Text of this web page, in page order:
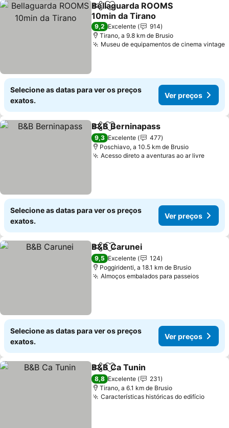
PartilharAdicionar aos favoritos
Bellaguarda ROOMS
10min da Tirano
Ver preços
9,2 Excelente
914
Tirano, a 9.8 km de Brusio
Museu de equipamentos de cinema vintage
Selecione as datas para ver os preços
exatos.
Ver preços
PartilharAdicionar aos favoritos
B&B Berninapass
9,3 Excelente
477
Poschiavo, a 10.5 km de Brusio
Acesso direto a aventuras ao ar livreVer
Selecione as datas para ver os preços
exatos.
Ver preços
PartilharAdicionar aos favoritos
B&B Carunei
9,5 Excelente
124
Poggiridenti, a 18.1 km de Brusio
Almoços embalados para passeiosVer
Selecione as datas para ver os preços
exatos.
Ver preços
PartilharAdicionar aos favoritos
B&B Ca Tunin
8,8 Excelente
231
Tirano, a 6.1 km de Brusio
Características históricas do edifícioVer